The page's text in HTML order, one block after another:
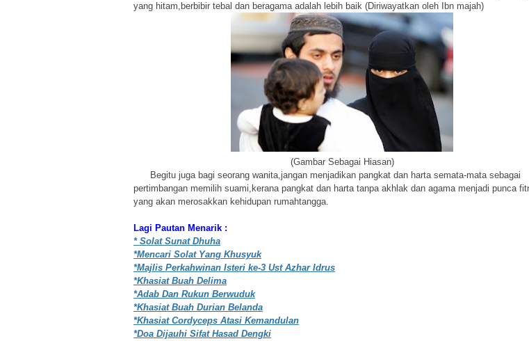
yang hitam,berbibir tebal dan beragama adalah lebih baik (Diriwayatkan oleh Ibn majah)
(Gambar Sebagai Hiasan)
Begitu juga bagi seorang wanita,jangan menjadikan pangkat dan harta semata-mata sebagai
pertimbangan memilih suami,kerana pangkat dan harta tanpa akhlak dan agama menjadi punca
yang akan merosakkan kehidupan rumahtangga.
Lagi Pautan Menarik :
* Solat Sunat Dhuha
*Mencari Solat Yang Khusyuk
*Majlis Perkahwinan Isteri ke-3 Ust Azhar Idrus
*Khasiat Buah Delima
*Adab Dan Rukun Berwuduk
*Khasiat Buah Durian Belanda
*Khasiat Cordyceps Atasi Kemandulan
*Doa Dijauhi Sifat Hasad Dengki